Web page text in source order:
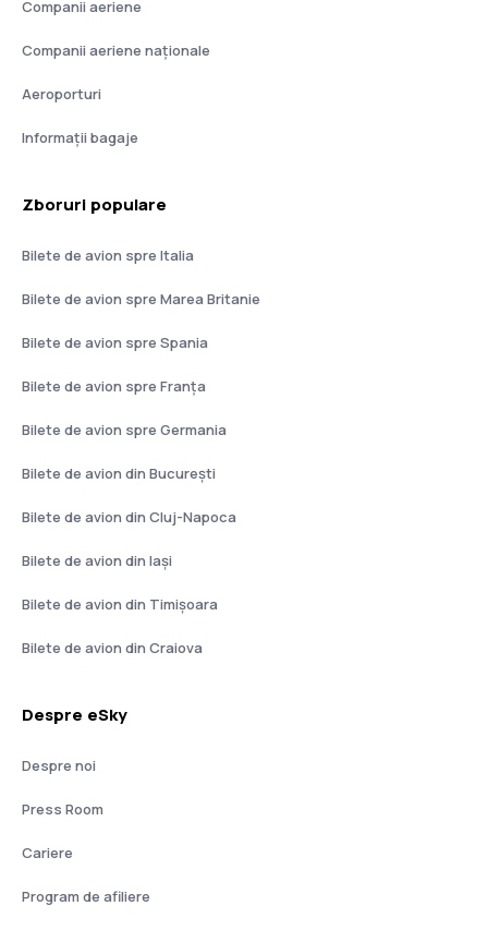
Companii aeriene
Companii aeriene naţionale
Aeroporturi
Informații bagaje
Zboruri populare
Bilete de avion spre Italia
Bilete de avion spre Marea Britanie
Bilete de avion spre Spania
Bilete de avion spre Franţa
Bilete de avion spre Germania
Bilete de avion din București
Bilete de avion din Cluj-Napoca
Bilete de avion din Iași
Bilete de avion din Timișoara
Bilete de avion din Craiova
Despre eSky
Despre noi
Press Room
Cariere
Program de afiliere